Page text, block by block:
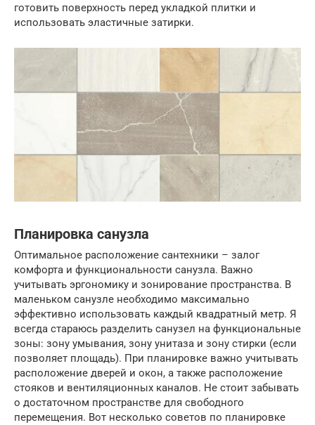
готовить поверхность перед укладкой плитки и
использовать эластичные затирки.
Планировка санузла
Оптимальное расположение сантехники – залог
комфорта и функциональности санузла. Важно
учитывать эргономику и зонирование пространства. В
маленьком санузле необходимо максимально
эффективно использовать каждый квадратный метр. Я
всегда стараюсь разделить санузел на функциональные
зоны: зону умывания, зону унитаза и зону стирки (если
позволяет площадь). При планировке важно учитывать
расположение дверей и окон, а также расположение
стояков и вентиляционных каналов. Не стоит забывать
о достаточном пространстве для свободного
перемещения. Вот несколько советов по планировке